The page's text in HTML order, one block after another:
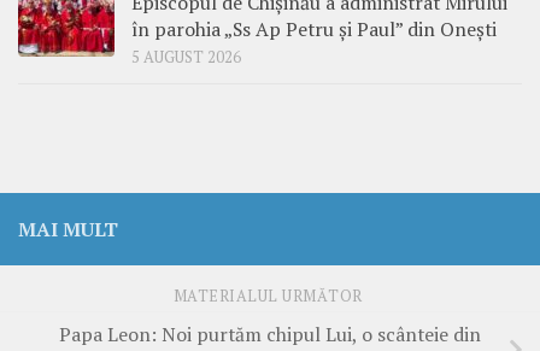
în parohia „Ss Ap Petru și Paul” din Onești
5 AUGUST 2026
MAI MULT
MATERIALUL URMĂTOR
Papa Leon: Noi purtăm chipul Lui, o scânteie din